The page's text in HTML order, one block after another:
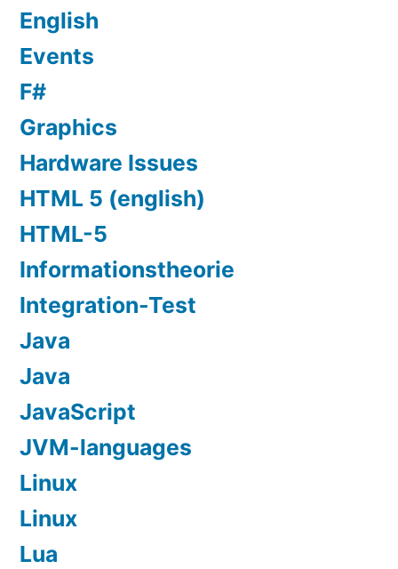
English
Events
F#
Graphics
Hardware Issues
HTML 5 (english)
HTML-5
Informationstheorie
Integration-Test
Java
Java
JavaScript
JVM-languages
Linux
Linux
Lua